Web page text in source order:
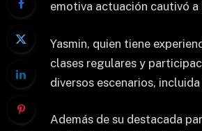
emotiva actuación cautivó
Yasmin, quien tiene
clases regulares y
diversos escenarios,
Además de su destacada